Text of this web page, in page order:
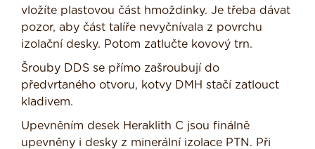
vložíte plastovou část hmoždinky. Je třeba dávat
pozor, aby část talíře nevyčnívala z povrchu
izolační desky. Potom zatlučte kovový trn.
Šrouby DDS se přímo zašroubují do
předvrtaného otvoru, kotvy DMH stačí zatlouct
kladivem.
Upevněním desek Heraklith C jsou finálně
upevněny i desky z minerální izolace PTN. Při